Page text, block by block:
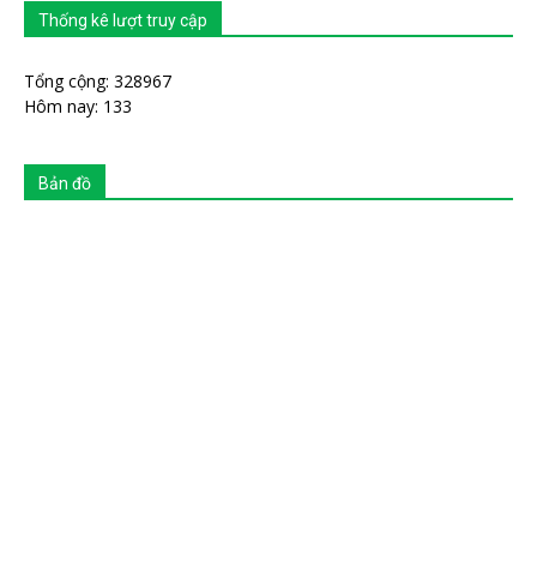
Thống kê lượt truy cập
Tổng cộng: 328967
Hôm nay: 133
Bản đồ